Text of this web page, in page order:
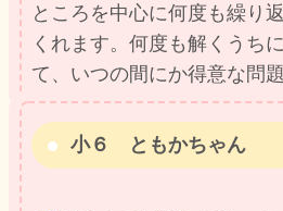
ところを中心に何度も繰り
くれます。何度も解くうち
て、いつの間にか得意な問
小６ ともかちゃん